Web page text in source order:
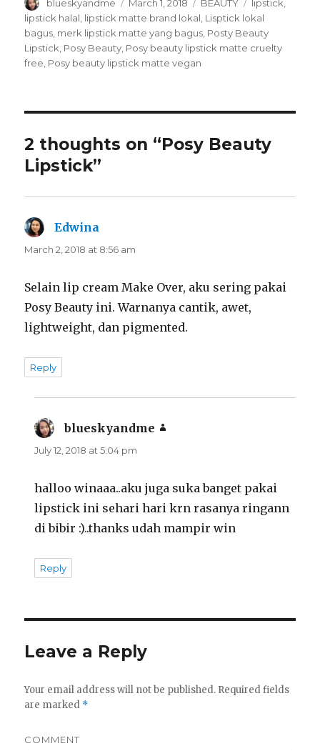
) w
)
Author
blueskyandme
Posted
on
March 1, 2018 Categories
BEAUTY Tags
lipstick,
lipstick halal, lipstick matte brand lokal, Lisptick lokal
bagus, merk lipstick matte yang bagus, Posty Beauty
Lipstick, Posy Beauty, Posy beauty lipstick matte cruelty
free, Posy beauty lipstick matte vegan
2 thoughts on “Posy Beauty
Lipstick”
Edwina
March 2, 2018 at 8:56 am
Selain lip cream Make Over, aku sering pakai
Posy Beauty ini. Warnanya cantik, awet,
lightweight, dan pigmented.
Reply
blueskyandme
July 12, 2018 at 5:04 pm
halloo winaaa..aku juga suka banget pakai
lipstick ini sehari hari krn rasanya ringann
di bibir :)..thanks udah mampir win
Reply
Leave a Reply
Your email address will not be published. Required fields
are marked *
COMMENT